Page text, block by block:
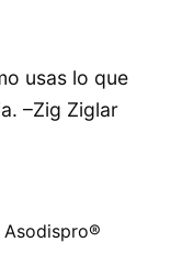
usas lo que
–Zig Ziglar
Asodispro®